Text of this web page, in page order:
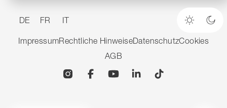
DE FR IT
Heller
ImpressumRechtliche HinweiseDatenschutzCookies
AGB
InstagramFacebookYouTubeLinkedin